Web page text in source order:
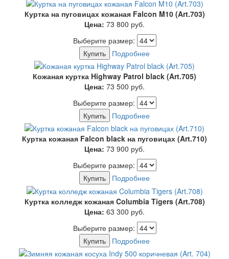
Куртка на пуговицах кожаная Falcon M10 (Art.703)
Цена: 73 800 руб.
Выберите размер:
Купить
Подробнее
Кожаная куртка Highway Patrol black (Art.705)
Цена: 73 500 руб.
Выберите размер:
Купить
Подробнее
Куртка кожаная Falcon black на пуговицах (Art.710)
Цена: 73 900 руб.
Выберите размер:
Купить
Подробнее
Куртка колледж кожаная Columbia Tigers (Art.708)
Цена: 63 300 руб.
Выберите размер:
Купить
Подробнее